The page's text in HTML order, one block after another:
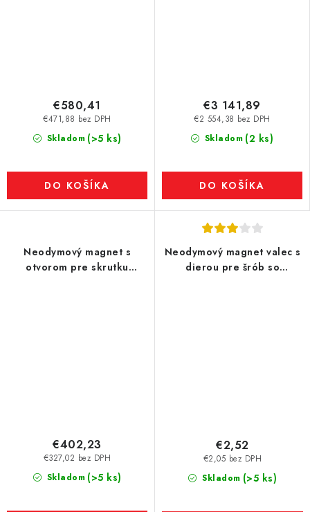
Skladom (>5 ks)
€471,88 bez DPH
€580,41
DO KOŠÍKA
Skladom (2 ks)
€2 554,38 bez DPH
€3 141,89
DO KOŠÍKA
Neodymový magnet s
otvorom pre skrutku
Skladom (>5 ks)
€327,02 bez DPH
€402,23
Neodymový magnet valec s
dierou pre šrób so
Skladom (>5 ks)
€2,05 bez DPH
€2,52